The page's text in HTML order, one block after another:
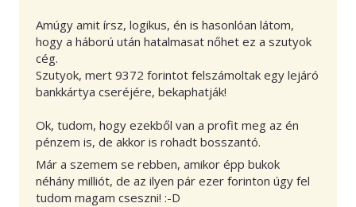
Amúgy amit írsz, logikus, én is hasonlóan látom,
hogy a háború után hatalmasat nőhet ez a szutyok
cég.
Szutyok, mert 9372 forintot felszámoltak egy lejáró
bankkártya cseréjére, bekaphatják!
Ok, tudom, hogy ezekből van a profit meg az én
pénzem is, de akkor is rohadt bosszantó.
Már a szemem se rebben, amikor épp bukok
néhány milliót, de az ilyen pár ezer forinton úgy fel
tudom magam cseszni! :-D